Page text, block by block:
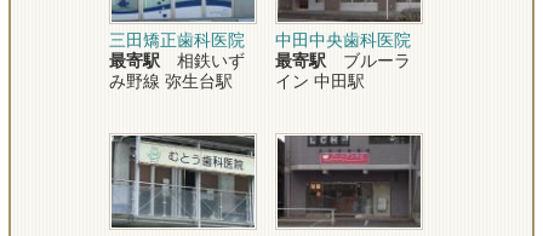
三田矯正歯科医院
最寄駅 相鉄いず
み野線 弥生台駅
中田中央歯科医院
最寄駅 ブルーラ
イン 中田駅